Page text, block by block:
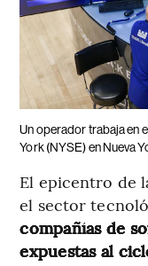
Un operador trabaja en
York (NYSE) en Nueva
El epicentro de
el sector
compañías de
expuestas al